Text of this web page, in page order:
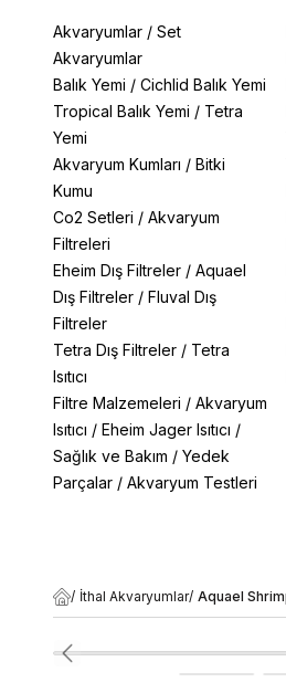
Akvaryumlar / Set
Akvaryumlar
Balık Yemi / Cichlid Balık Yemi
Tropical Balık Yemi / Tetra
Yemi
Akvaryum Kumları / Bitki
Kumu
Co2 Setleri / Akvaryum
Filtreleri
Eheim Dış Filtreler / Aquael
Dış Filtreler / Fluval Dış
Filtreler
Tetra Dış Filtreler / Tetra
Isıtıcı
Filtre Malzemeleri / Akvaryum
Isıtıcı / Eheim Jager Isıtıcı /
Sağlık ve Bakım / Yedek
Parçalar / Akvaryum Testleri
/ İthal Akvaryumlar/ Aquael